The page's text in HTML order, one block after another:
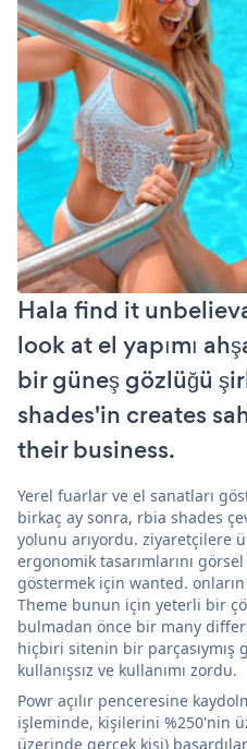
Hala find it
look at el yapımı
bir güneş gözlüğü
shades'in creates
their business.
Yerel fuarlar ve el sanatları
birkaç ay sonra, rbia shades
yolunu arıyordu. ziyaretçilere
ergonomik tasarımlarını
göstermek için wanted.
Theme bunun için yeterli bir
bulmadan önce bir many
hiçbiri sitenin bir
kullanışsız ve kullanımı zordu.
Powr açılır penceresine
işleminde, kişilerini %250'nin
üzerinde gerçek kişi)